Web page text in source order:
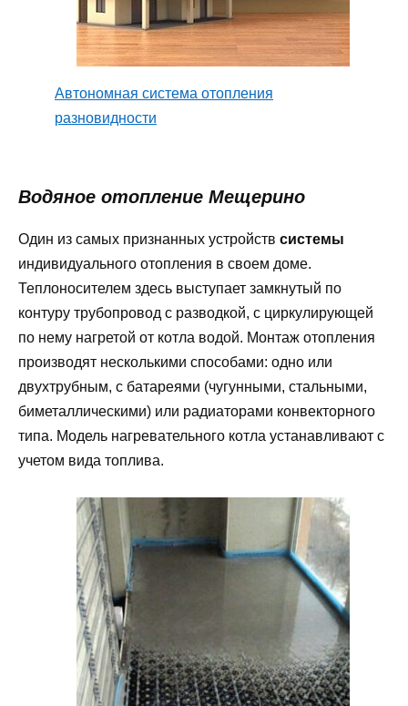
Автономная система отопления
разновидности
Водяное отопление Мещерино
Один из самых признанных устройств системы
индивидуального отопления в своем доме.
Теплоносителем здесь выступает замкнутый по
контуру трубопровод с разводкой, с циркулирующей
по нему нагретой от котла водой. Монтаж отопления
производят несколькими способами: одно или
двухтрубным, с батареями (чугунными, стальными,
биметаллическими) или радиаторами конвекторного
типа. Модель нагревательного котла устанавливают с
учетом вида топлива.